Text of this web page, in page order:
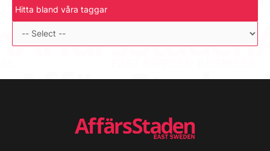
Hitta bland våra taggar